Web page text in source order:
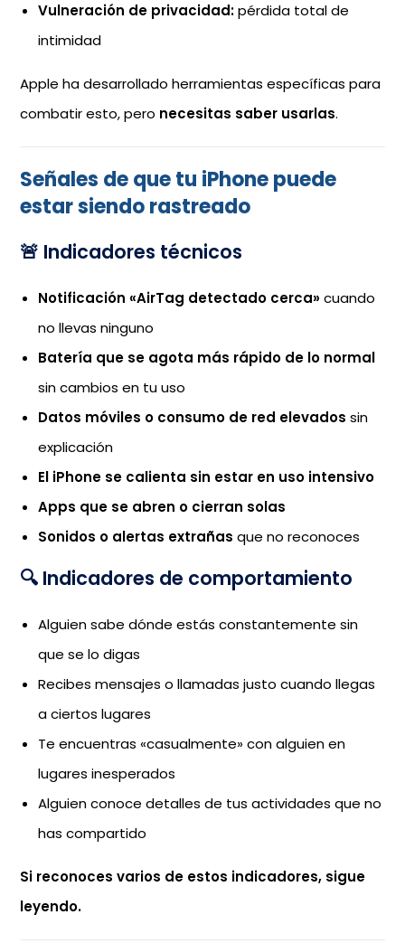
Vulneración de privacidad:pérdida total de
intimidad
Apple ha desarrollado herramientas específicas para
combatir esto, pero necesitas saber usarlas.
Señales de que tu iPhone puede
estar siendo rastreado
🚨 Indicadores técnicos
Notificación «AirTag detectado cerca» cuando
no llevas ninguno
Batería que se agota más rápido de lo normal
sin cambios en tu uso
Datos móviles o consumo de red elevados sin
explicación
El iPhone se calienta sin estar en uso intensivo
Apps que se abren o cierran solas
Sonidos o alertas extrañas que no reconoces
🔍 Indicadores de comportamiento
Alguien sabe dónde estás constantemente sin
que se lo digas
Recibes mensajes o llamadas justo cuando llegas
a ciertos lugares
Te encuentras «casualmente» con alguien en
lugares inesperados
Alguien conoce detalles de tus actividades que no
has compartido
Si reconoces varios de estos indicadores, sigue
leyendo.